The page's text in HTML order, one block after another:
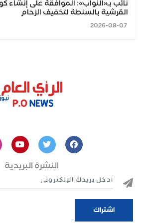
نائب بـ«النواب»: الموافقة على إنشاء
القرشية بالسنطة لتخفيف الزحام
النشرة البريدية